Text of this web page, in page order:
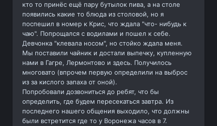
кто то принёс ещё пару бутылок пива, а на столе
появились какие то блюда из столовой, но я
поспешил в номер к Крис, что ждала "что- нибудь к
чаю". Попрощался с водилами и пошел к себе.
Девчонка "клевала носом", но стойко ждала меня.
Мы поставили чайник и достали выпечку, купленную
нами в Гагре, Лермонтово и здесь. Получилось
многовато (впрочем первую определили на выброс
из за кислого запаха от оной).
Попробовали дозвониться до ребят, что бы
определить, где будем пересекаться завтра. Из
последнего нашего общения выходило, что должны
были встретится где то у Воронежа часов в 7.